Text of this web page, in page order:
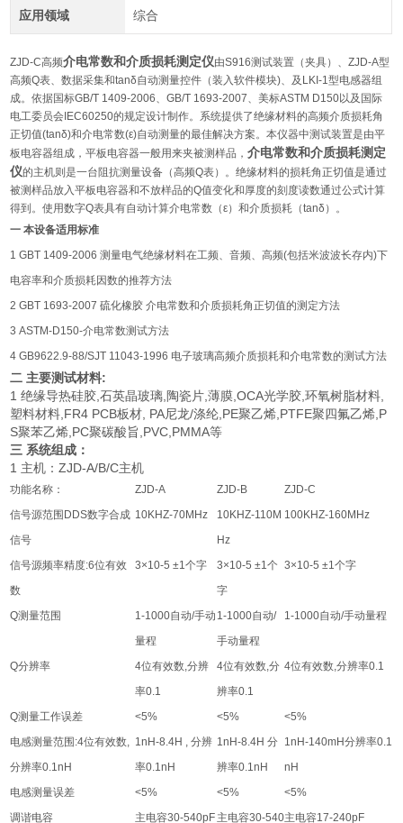
应用领域 综合
ZJD-C高频介电常数和介质损耗测定仪由S916测试装置（夹具）、ZJD-A型
高频Q表、数据采集和tanδ自动测量控件（装入软件模块)、及LKI-1型电感器组
成。依据国标GB/T 1409-2006、GB/T 1693-2007、美标ASTM D150以及国际
电工委员会IEC60250的规定设计制作。系统提供了绝缘材料的高频介质损耗角
正切值(tanδ)和介电常数(ε)自动测量的最佳解决方案。本仪器中测试装置是由平
板电容器组成，平板电容器一般用来夹被测样品，介电常数和介质损耗测定
仪的主机则是一台阻抗测量设备（高频Q表）。绝缘材料的损耗角正切值是通过
被测样品放入平板电容器和不放样品的Q值变化和厚度的刻度读数通过公式计算
得到。使用数字Q表具有自动计算介电常数（ε）和介质损耗（tanδ）。
一 本设备适用标准
1 GBT 1409-2006 测量电气绝缘材料在工频、音频、高频(包括米波波长存内)下
电容率和介质损耗因数的推荐方法
2 GBT 1693-2007 硫化橡胶 介电常数和介质损耗角正切值的测定方法
3 ASTM-D150-介电常数测试方法
4 GB9622.9-88/SJT 11043-1996 电子玻璃高频介质损耗和介电常数的测试方法
二 主要测试材料:
1 绝缘导热硅胶,石英晶玻璃,陶瓷片,薄膜,OCA光学胶,环氧树脂材料,
塑料材料,FR4 PCB板材, PA尼龙/涤纶,PE聚乙烯,PTFE聚四氟乙烯,P
S聚苯乙烯,PC聚碳酸旨,PVC,PMMA等
三 系统组成：
1 主机：ZJD-A/B/C主机
功能名称： ZJD-A ZJD-B
ZJD-C
信号源范围DDS数字合成
信号
10KHZ-70MHz
10KHZ-110M
Hz
100KHZ-160MHz
信号源频率精度:6位有效
数
3×10-5 ±1个字
3×10-5 ±1个
字
3×10-5 ±1个字
Q测量范围
1-1000自动/手动
量程
1-1000自动/
手动量程
1-1000自动/手动量程
Q分辨率
4位有效数,分辨
率0.1
4位有效数,分
辨率0.1
4位有效数,分辨率0.1
Q测量工作误差 <5% <5%
<5%
电感测量范围:4位有效数,
分辨率0.1nH
1nH-8.4H , 分辨
率0.1nH
1nH-8.4H 分
辨率0.1nH
1nH-140mH分辨率0.1
nH
电感测量误差
<5% <5%
<5%
调谐电容
主电容30-540pF 主电容30-540主电容17-240pF